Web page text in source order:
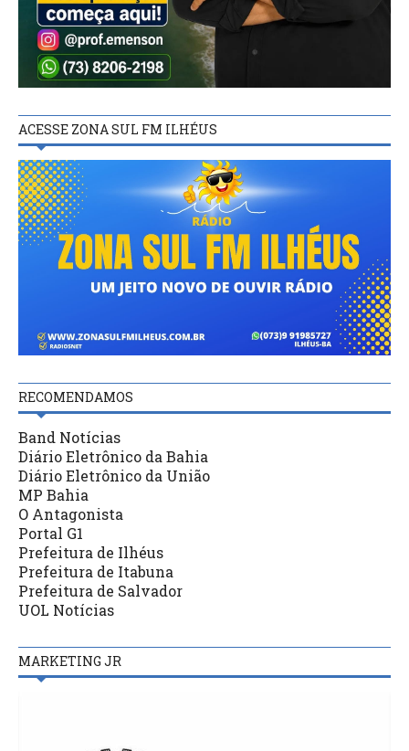
ACESSE ZONA SUL FM ILHÉUS
RECOMENDAMOS
Band Notícias
Diário Eletrônico da Bahia
Diário Eletrônico da União
MP Bahia
O Antagonista
Portal G1
Prefeitura de Ilhéus
Prefeitura de Itabuna
Prefeitura de Salvador
UOL Notícias
MARKETING JR